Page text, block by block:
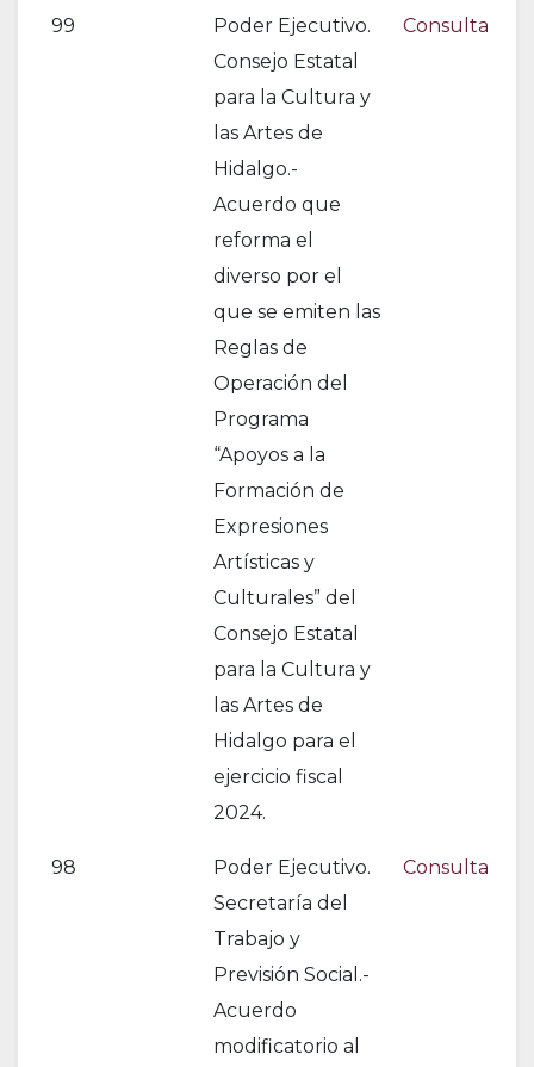
99
Poder Ejecutivo.
Consejo Estatal
para la Cultura y
las Artes de
Hidalgo.-
Acuerdo que
reforma el
diverso por el
que se emiten las
Reglas de
Operación del
Programa
“Apoyos a la
Formación de
Expresiones
Artísticas y
Culturales” del
Consejo Estatal
para la Cultura y
las Artes de
Hidalgo para el
ejercicio fiscal
2024.
Consulta
98
Poder Ejecutivo.
Secretaría del
Trabajo y
Previsión Social.-
Acuerdo
modificatorio al
Consulta